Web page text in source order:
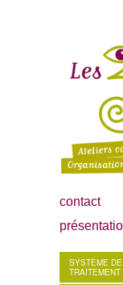
contact
SYSTÈME